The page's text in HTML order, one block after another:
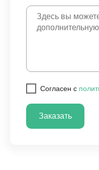
Cогласен с
Заказать